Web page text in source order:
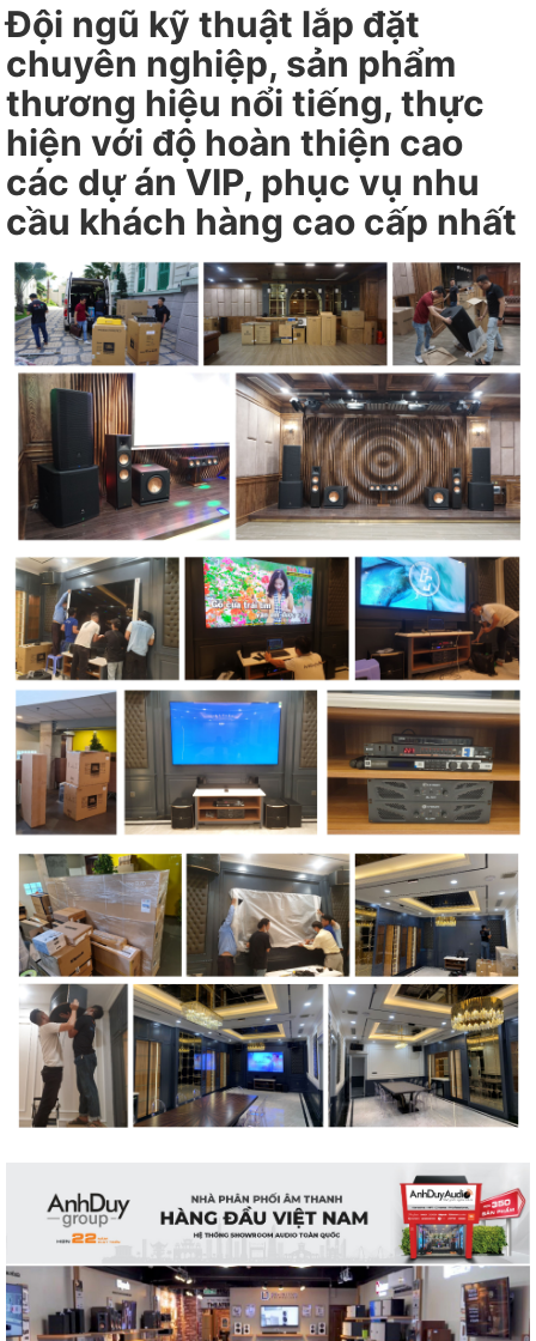
Đội ngũ kỹ thuật lắp đặt
chuyên nghiệp, sản phẩm
thương hiệu nổi tiếng, thực
hiện với độ hoàn thiện cao
các dự án VIP, phục vụ nhu
cầu khách hàng cao cấp nhất